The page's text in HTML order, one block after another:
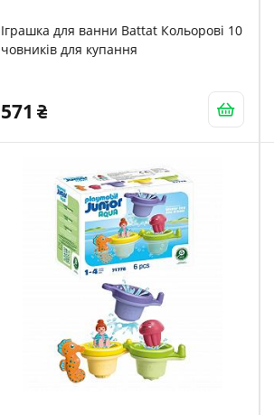
Іграшка для ванни Battat Кольорові 10
човників для купання
571